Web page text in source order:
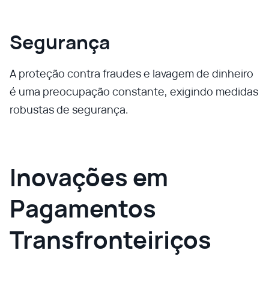
Segurança
A proteção contra fraudes e lavagem de dinheiro
é uma preocupação constante, exigindo medidas
robustas de segurança.
Inovações em
Pagamentos
Transfronteiriços